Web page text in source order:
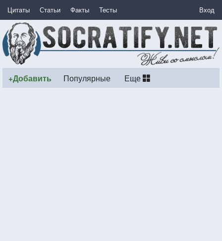
Цитаты Статьи Факты Тесты Вход
+Добавить Популярные Еще